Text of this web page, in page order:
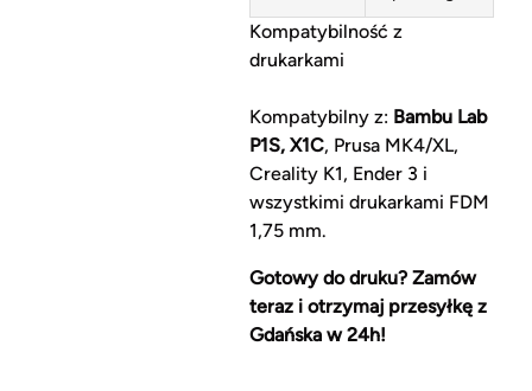
Kompatybilność z
drukarkami
Kompatybilny z: Bambu Lab
P1S, X1C, Prusa MK4/XL,
Creality K1, Ender 3 i
wszystkimi drukarkami FDM
1,75 mm.
Gotowy do druku? Zamów
teraz i otrzymaj przesyłkę z
Gdańska w 24h!